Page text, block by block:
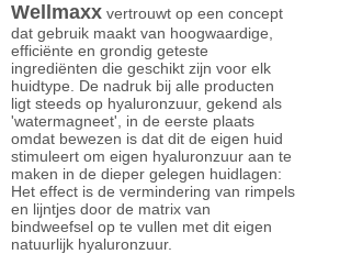
Wellmaxx vertrouwt op een concept
dat gebruik maakt van hoogwaardige,
efficiënte en grondig geteste
ingrediënten die geschikt zijn voor elk
huidtype. De nadruk bij alle producten
ligt steeds op hyaluronzuur, gekend als
'watermagneet', in de eerste plaats
omdat bewezen is dat dit de eigen huid
stimuleert om eigen hyaluronzuur aan te
maken in de dieper gelegen huidlagen:
Het effect is de vermindering van rimpels
en lijntjes door de matrix van
bindweefsel op te vullen met dit eigen
natuurlijk hyaluronzuur.